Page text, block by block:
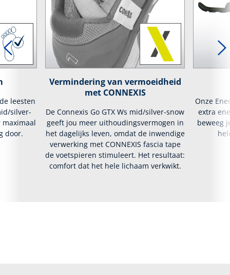
leesten
silver-
maximaal
door.
Vermindering van vermoeidheid
met CONNEXIS
De Connexis Go GTX Ws mid/silver-snow
geeft jou meer uithoudingsvermogen in
het dagelijks leven, omdat de inwendige
verwerking met CONNEXIS fascia tape
de voetspieren stimuleert. Het resultaat:
comfort dat het hele lichaam verkwikt.
Onze
extra
beweeg